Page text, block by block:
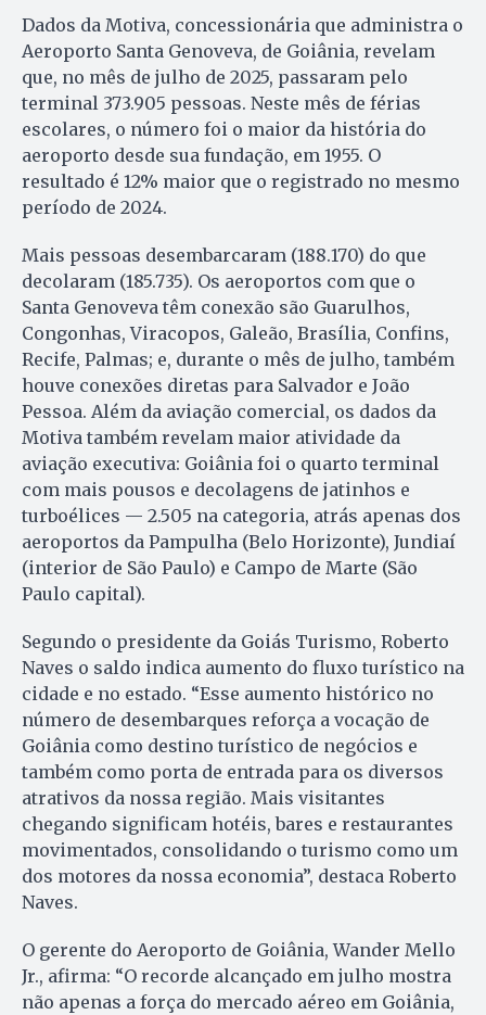
Dados da Motiva, concessionária que administra o
Aeroporto Santa Genoveva, de Goiânia, revelam
que, no mês de julho de 2025, passaram pelo
terminal 373.905 pessoas. Neste mês de férias
escolares, o número foi o maior da história do
aeroporto desde sua fundação, em 1955. O
resultado é 12% maior que o registrado no mesmo
período de 2024.
Mais pessoas desembarcaram (188.170) do que
decolaram (185.735). Os aeroportos com que o
Santa Genoveva têm conexão são Guarulhos,
Congonhas, Viracopos, Galeão, Brasília, Confins,
Recife, Palmas; e, durante o mês de julho, também
houve conexões diretas para Salvador e João
Pessoa. Além da aviação comercial, os dados da
Motiva também revelam maior atividade da
aviação executiva: Goiânia foi o quarto terminal
com mais pousos e decolagens de jatinhos e
turboélices — 2.505 na categoria, atrás apenas dos
aeroportos da Pampulha (Belo Horizonte), Jundiaí
(interior de São Paulo) e Campo de Marte (São
Paulo capital).
Segundo o presidente da Goiás Turismo, Roberto
Naves o saldo indica aumento do fluxo turístico na
cidade e no estado. “Esse aumento histórico no
número de desembarques reforça a vocação de
Goiânia como destino turístico de negócios e
também como porta de entrada para os diversos
atrativos da nossa região. Mais visitantes
chegando significam hotéis, bares e restaurantes
movimentados, consolidando o turismo como um
dos motores da nossa economia”, destaca Roberto
Naves.
O gerente do Aeroporto de Goiânia, Wander Mello
Jr., afirma: “O recorde alcançado em julho mostra
não apenas a força do mercado aéreo em Goiânia,